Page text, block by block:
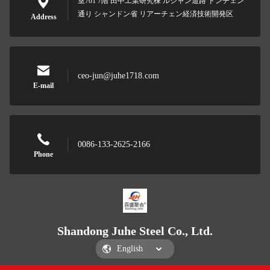
Address
通り シャンドン省 リアーチェン経済技術開発区
E-mail
ceo-jun@juhe1718.com
Phone
0086-133-2625-2166
Shandong Juhe Steel Co., Ltd.